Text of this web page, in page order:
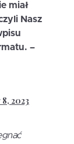
miał
Nasz
–
2023